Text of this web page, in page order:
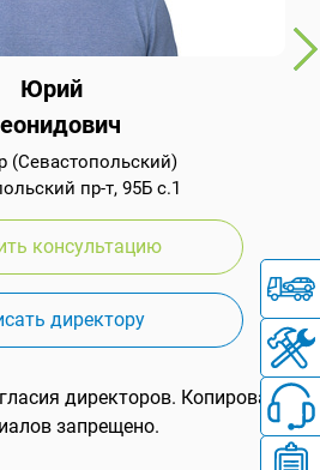
Юрий
(Севастопольский)
пр-т, 95Б с.1
консультацию
директору
директоров. Копирование
запрещено.